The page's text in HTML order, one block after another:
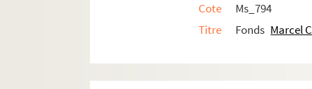
Cote
Ms_794
Titre
Fonds Marcel